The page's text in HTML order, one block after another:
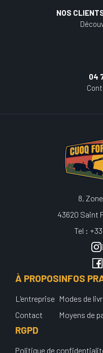
NOS
04
8,
43620 Saint
Tel :
À PROPOS
L'entreprise
Contact
INFOS
Modes de
Moyens de
RGPD
Politique de